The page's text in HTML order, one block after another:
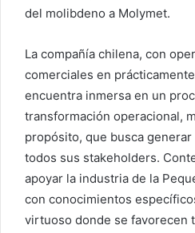
del molibdeno a Molymet.
La compañía chilena, con
comerciales en
encuentra inmersa en un
transformación operacional,
propósito, que busca
todos sus stakeholders.
apoyar la industria de la
con conocimientos
virtuoso donde se favorecen